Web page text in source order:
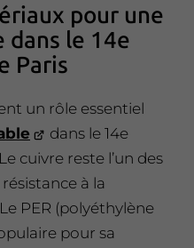
pour une
dans le 14e
Paris
un rôle essentiel
dans le 14e
cuivre reste l’un des
à la
PER (polyéthylène
pour sa